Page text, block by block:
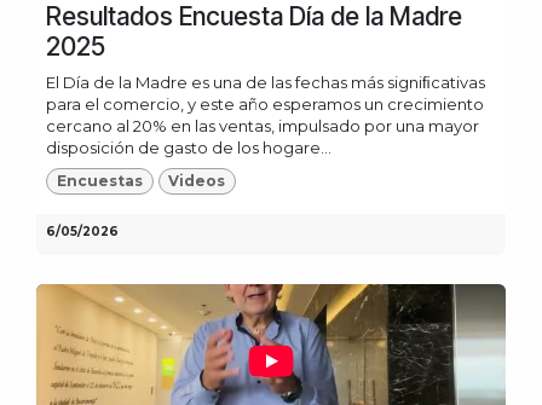
Resultados Encuesta Día de la Madre
2025
El Día de la Madre es una de las fechas más signiﬁcativas
para el comercio, y este año esperamos un crecimiento
cercano al 20% en las ventas, impulsado por una mayor
disposición de gasto de los hogare...
Encuestas Videos
6/05/2026